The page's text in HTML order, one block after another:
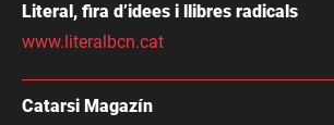
Literal, fira d’idees i llibres radicals
www.literalbcn.cat
Catarsi Magazín